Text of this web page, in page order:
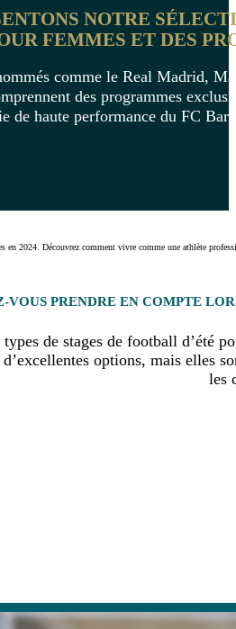
NOTRE
FEMMES ET DES
comme le Real Madrid,
des programmes
de haute performance du FC
en 2024. Découvrez comment vivre comme une athlète
VOUS PRENDRE EN COMPTE
de stages de football d’été
options, mais elles
les